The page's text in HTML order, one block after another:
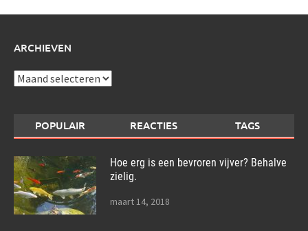
ARCHIEVEN
Archieven
POPULAIR REACTIES TAGS
Hoe erg is een bevroren vijver? Behalve
zielig.
maart 14, 2018